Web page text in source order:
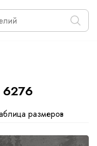
6276
размеров